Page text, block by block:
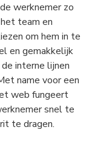
werknemer zo
team en
om hem in te
en gemakkelijk
interne lijnen
name voor een
web fungeert
snel te
te dragen.